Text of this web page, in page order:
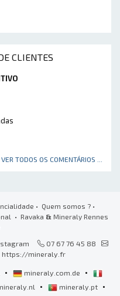
CLIENTES
VER TODOS OS COMENTÁRIOS ...
• Quem somos ?•
• Ravaka & Mineraly Rennes
07 67 76 45 88
https://mineraly.fr
• mineraly.com.de •
• mineraly.pt •